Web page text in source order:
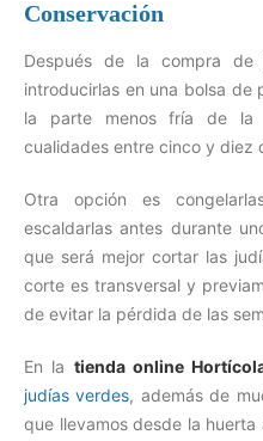
Conservación
Después de la compra de
introducirlas en una bolsa de
la parte menos fría de la
cualidades entre cinco y diez
Otra opción es
escaldarlas antes durante
que será mejor cortar las
corte es transversal y
de evitar la pérdida de las
En la tienda online
judías verdes, además de
que llevamos desde la huerta